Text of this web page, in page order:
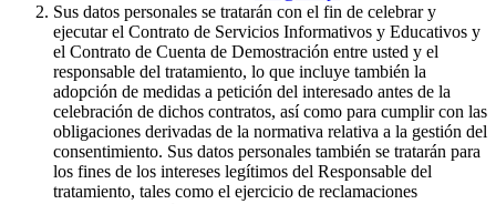
Sus datos personales se tratarán con el fin de celebrar y
ejecutar el Contrato de Servicios Informativos y Educativos y
el Contrato de Cuenta de Demostración entre usted y el
responsable del tratamiento, lo que incluye también la
adopción de medidas a petición del interesado antes de la
celebración de dichos contratos, así como para cumplir con las
obligaciones derivadas de la normativa relativa a la gestión del
consentimiento. Sus datos personales también se tratarán para
los fines de los intereses legítimos del Responsable del
tratamiento, tales como el ejercicio de reclamaciones